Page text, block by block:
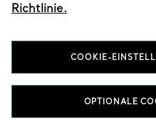
FOLGEN SIE UNS
Richtlinie.
COOKIE-
OPTIONALE